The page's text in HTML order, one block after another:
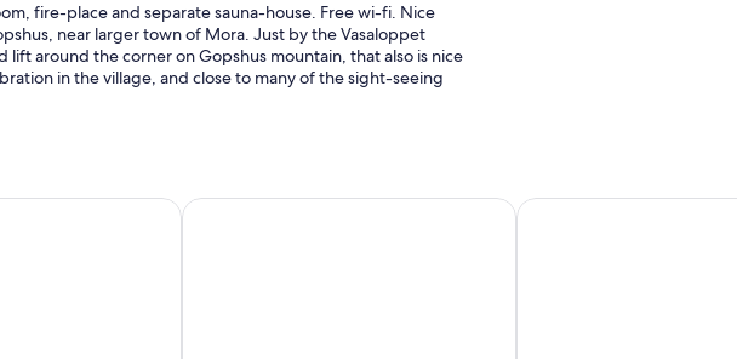
fire-place and separate sauna-house. Free wi-fi. Nice
near larger town of Mora. Just by the Vasaloppet
around the corner on Gopshus mountain, that also is nice
in the village, and close to many of the sight-seeing
bymiljö En mysig stuga fullt utrustad, vid Venjansjön för både vinter-
Bo idyllisk miljö på landet